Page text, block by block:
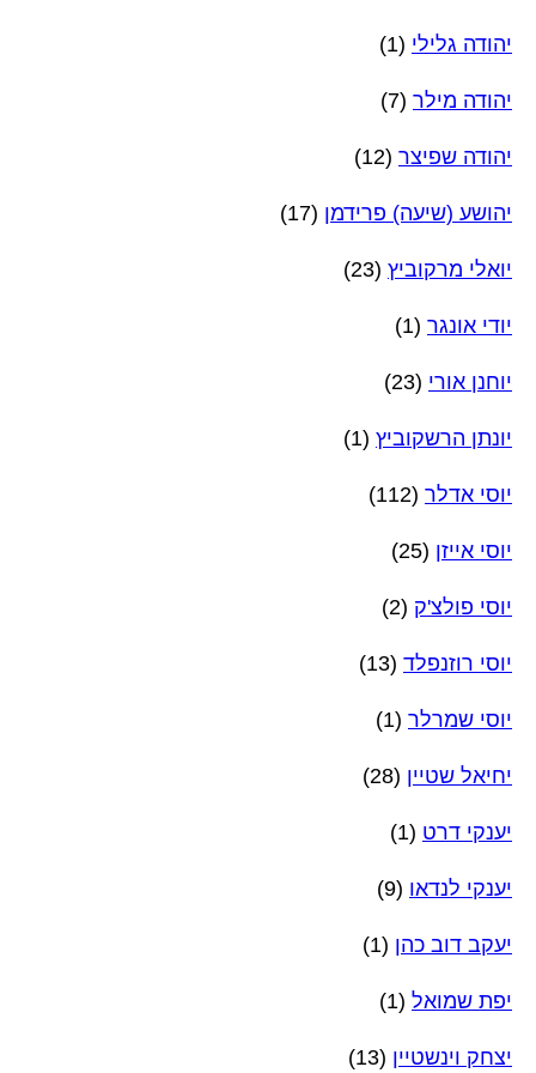
יהודה גלילי (1)
יהודה מילר (7)
יהודה שפיצר (12)
יהושע (שיעה) פרידמן (17)
יואלי מרקוביץ (23)
יודי אונגר (1)
יוחנן אורי (23)
יונתן הרשקוביץ (1)
יוסי אדלר (112)
יוסי אייזן (25)
יוסי פולצ'ק (2)
יוסי רוזנפלד (13)
יוסי שמרלר (1)
יחיאל שטיין (28)
יענקי דרט (1)
יענקי לנדאו (9)
יעקב דוב כהן (1)
יפת שמואל (1)
יצחק וינשטיין (13)